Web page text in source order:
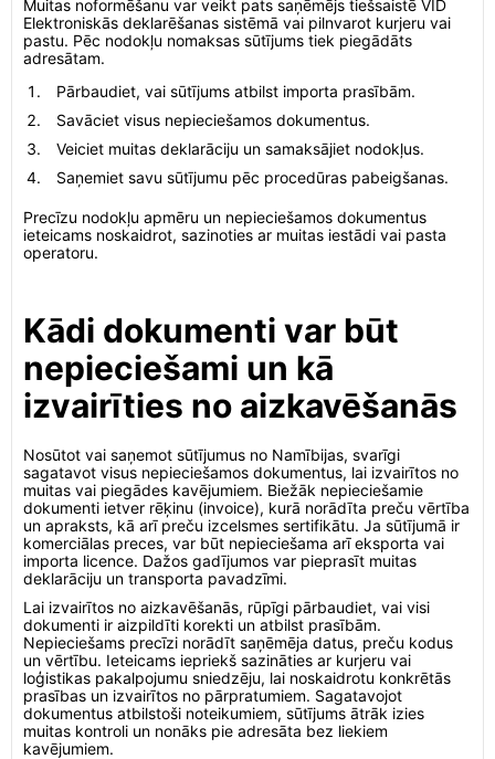
Muitas noformēšanu var veikt pats saņēmējs tiešsaistē VID
Elektroniskās deklarēšanas sistēmā vai pilnvarot kurjeru vai
pastu. Pēc nodokļu nomaksas sūtījums tiek piegādāts
adresātam.
Pārbaudiet, vai sūtījums atbilst importa prasībām.
Savāciet visus nepieciešamos dokumentus.
Veiciet muitas deklarāciju un samaksājiet nodokļus.
Saņemiet savu sūtījumu pēc procedūras pabeigšanas.
Precīzu nodokļu apmēru un nepieciešamos dokumentus
ieteicams noskaidrot, sazinoties ar muitas iestādi vai pasta
operatoru.
Kādi dokumenti var būt
nepieciešami un kā
izvairīties no aizkavēšanās
Nosūtot vai saņemot sūtījumus no Namībijas, svarīgi
sagatavot visus nepieciešamos dokumentus, lai izvairītos no
muitas vai piegādes kavējumiem. Biežāk nepieciešamie
dokumenti ietver rēķinu (invoice), kurā norādīta preču vērtība
un apraksts, kā arī preču izcelsmes sertifikātu. Ja sūtījumā ir
komerciālas preces, var būt nepieciešama arī eksporta vai
importa licence. Dažos gadījumos var pieprasīt muitas
deklarāciju un transporta pavadzīmi.
Lai izvairītos no aizkavēšanās, rūpīgi pārbaudiet, vai visi
dokumenti ir aizpildīti korekti un atbilst prasībām.
Nepieciešams precīzi norādīt saņēmēja datus, preču kodus
un vērtību. Ieteicams iepriekš sazināties ar kurjeru vai
loģistikas pakalpojumu sniedzēju, lai noskaidrotu konkrētās
prasības un izvairītos no pārpratumiem. Sagatavojot
dokumentus atbilstoši noteikumiem, sūtījums ātrāk izies
muitas kontroli un nonāks pie adresāta bez liekiem
kavējumiem.